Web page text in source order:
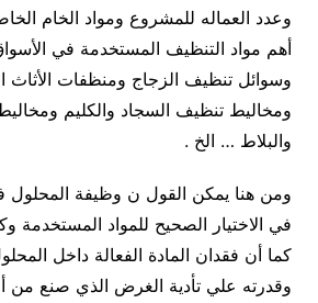
وعدد العماله للمشروع ومواد الخام
أهم مواد التنظيف المستخدمة في
وسوائل تنظيف الزجاج ومنظفات الأثاث
ومخاليط تنظيف السجاد والكليم
والبلاط … الخ .
ومن هنا يمكن القول ن وظيفة المحلول
في الاختيار الصحيح للمواد المستخدمة
كما أن فقدان المادة الفعالة داخل
وقدرته علي تأدية الغرض الذي صنع من